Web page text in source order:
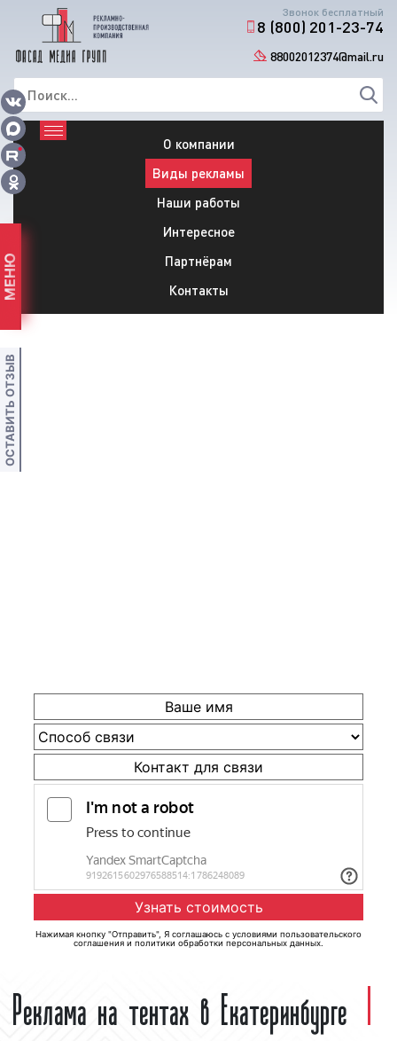
Звонок бесплатный
8 (800) 201-23-74
88002012374@mail.ru
О компании
Виды рекламы
Наши работы
Интересное
Партнёрам
Контакты
Нажимая кнопку "Отправить", Я соглашаюсь с условиями пользовательского
соглашения и политики обработки персональных данных
Реклама на тентах в Екатеринбурге
МЕНЮ
ОСТАВИТЬ ОТЗЫВ